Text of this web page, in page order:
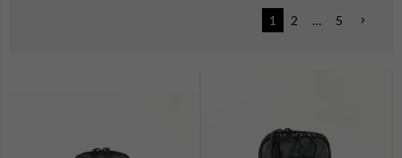
1
2 … 5